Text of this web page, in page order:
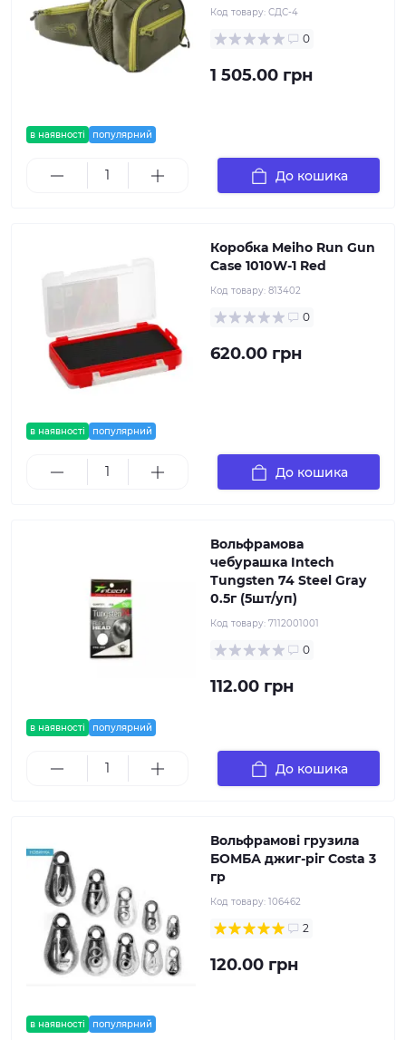
в наявності популярний
Код товару: СДС-4
0
1 505.00 грн
До кошика
в наявності популярний
Коробка Meiho Run Gun
Case 1010W-1 Red
Код товару: 813402
0
620.00 грн
До кошика
в наявності популярний
Вольфрамова
чебурашка Intech
Tungsten 74 Steel Gray
0.5г (5шт/уп)
Код товару: 7112001001
0
112.00 грн
До кошика
в наявності популярний
Вольфрамові грузила
БОМБА джиг-ріг Costa 3
гр
Код товару: 106462
2
120.00 грн